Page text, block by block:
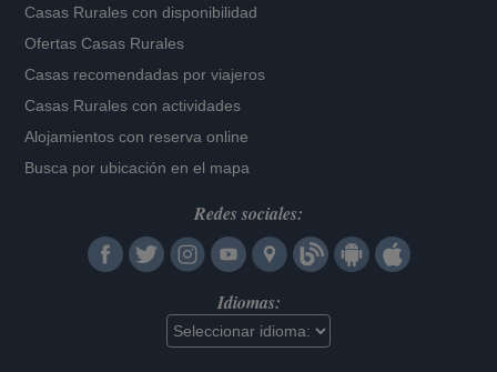
Casas Rurales con disponibilidad
Ofertas Casas Rurales
Casas recomendadas por viajeros
Casas Rurales con actividades
Alojamientos con reserva online
Busca por ubicación en el mapa
Redes sociales:
Idiomas: